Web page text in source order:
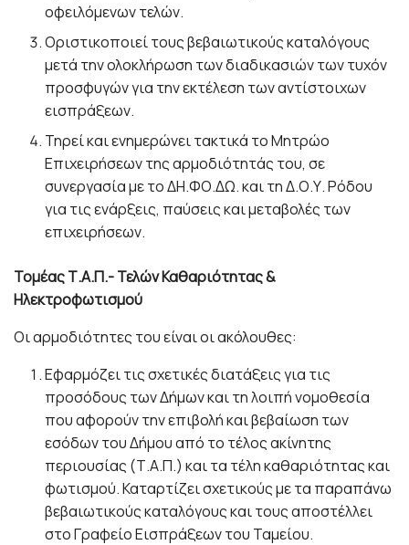
οφειλόμενων τελών.
Οριστικοποιεί τους βεβαιωτικούς καταλόγους
μετά την ολοκλήρωση των διαδικασιών των τυχόν
προσφυγών για την εκτέλεση των αντίστοιχων
εισπράξεων.
Τηρεί και ενημερώνει τακτικά το Μητρώο
Επιχειρήσεων της αρμοδιότητάς του, σε
συνεργασία με το ΔΗ.ΦΟ.ΔΩ. και τη Δ.Ο.Υ. Ρόδου
για τις ενάρξεις, παύσεις και μεταβολές των
επιχειρήσεων.
Τομέας Τ.Α.Π.- Τελών Καθαριότητας &
Ηλεκτροφωτισμού
Οι αρμοδιότητες του είναι οι ακόλουθες:
Εφαρμόζει τις σχετικές διατάξεις για τις
προσόδους των Δήμων και τη λοιπή νομοθεσία
που αφορούν την επιβολή και βεβαίωση των
εσόδων του Δήμου από το τέλος ακίνητης
περιουσίας (Τ.Α.Π.) και τα τέλη καθαριότητας και
φωτισμού. Καταρτίζει σχετικούς με τα παραπάνω
βεβαιωτικούς καταλόγους και τους αποστέλλει
στο Γραφείο Εισπράξεων του Ταμείου.